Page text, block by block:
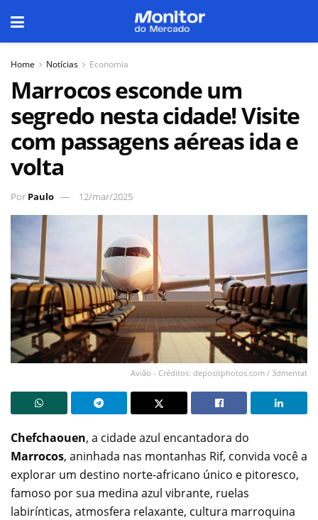
Home Notícias Economia
Marrocos esconde um
segredo nesta cidade! Visite
com passagens aéreas ida e
volta
Por Paulo 12/mar/2025
Avião - Créditos: depositphotos.com / 3dmentat
Chefchaouen, a cidade azul encantadora do
Marrocos, aninhada nas montanhas Rif, convida você a
explorar um destino norte-africano único e pitoresco,
famoso por sua medina azul vibrante, ruelas
labirínticas, atmosfera relaxante, cultura marroquina